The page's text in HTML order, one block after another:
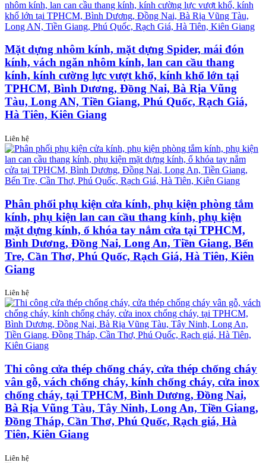
Mặt dựng nhôm kính, mặt dựng Spider, mái đón
kính, vách ngăn nhôm kính, lan can cầu thang
kính, kính cường lực vượt khổ, kính khổ lớn tại
TPHCM, Bình Dương, Đồng Nai, Bà Rịa Vũng
Tàu, Long AN, Tiền Giang, Phú Quốc, Rạch Giá,
Hà Tiên, Kiên Giang
Liên hệ
Phân phối phụ kiện cửa kính, phụ kiện phòng tắm
kính, phụ kiện lan can cầu thang kính, phụ kiện
mặt dựng kính, ổ khóa tay nắm cửa tại TPHCM,
Bình Dương, Đồng Nai, Long An, Tiền Giang, Bến
Tre, Cần Thơ, Phú Quốc, Rạch Giá, Hà Tiên, Kiên
Giang
Liên hệ
Thi công cửa thép chống cháy, cửa thép chống cháy
vân gỗ, vách chống cháy, kính chống cháy, cửa inox
chống cháy, tại TPHCM, Bình Dương, Đồng Nai,
Bà Rịa Vũng Tàu, Tây Ninh, Long An, Tiền Giang,
Đồng Tháp, Cần Thơ, Phú Quốc, Rạch giá, Hà
Tiên, Kiên Giang
Liên hệ